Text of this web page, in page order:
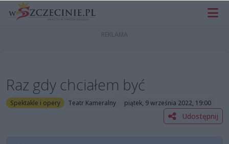
Raz gdy chciałem być
Spektakle i opery Teatr Kameralny piątek, 9 września 2022, 19:00
Udostępnij